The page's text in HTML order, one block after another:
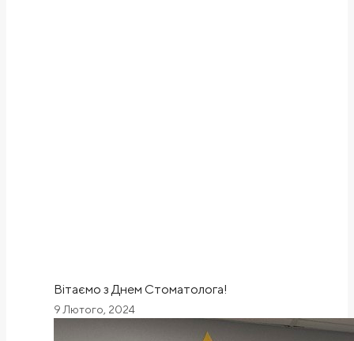
Вітаємо з Днем Стоматолога!
9 Лютого, 2024